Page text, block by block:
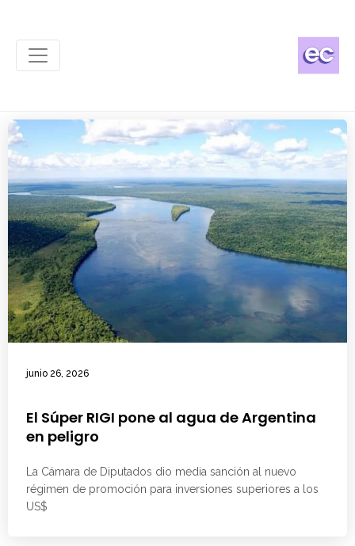
junio 26, 2026
El Súper RIGI pone al agua de Argentina
en peligro
La Cámara de Diputados dio media sanción al nuevo
régimen de promoción para inversiones superiores a los
US$